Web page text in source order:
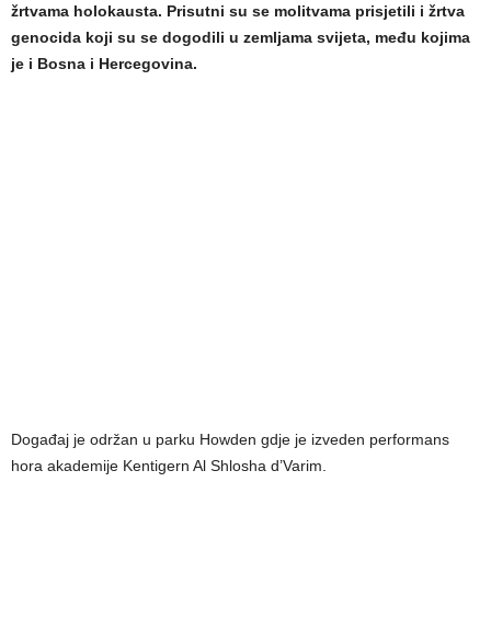
žrtvama holokausta. Prisutni su se molitvama prisjetili i žrtva
genocida koji su se dogodili u zemljama svijeta, među kojima
je i Bosna i Hercegovina.
Događaj je održan u parku Howden gdje je izveden performans
hora akademije Kentigern Al Shlosha d’Varim.